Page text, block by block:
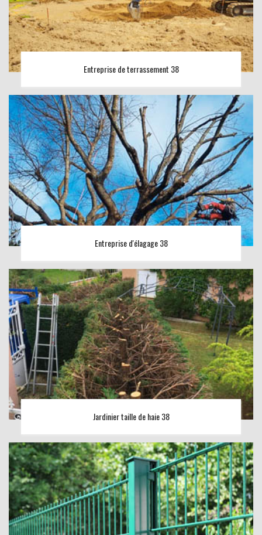
Entreprise de terrassement 38
Entreprise d'élagage 38
Jardinier taille de haie 38